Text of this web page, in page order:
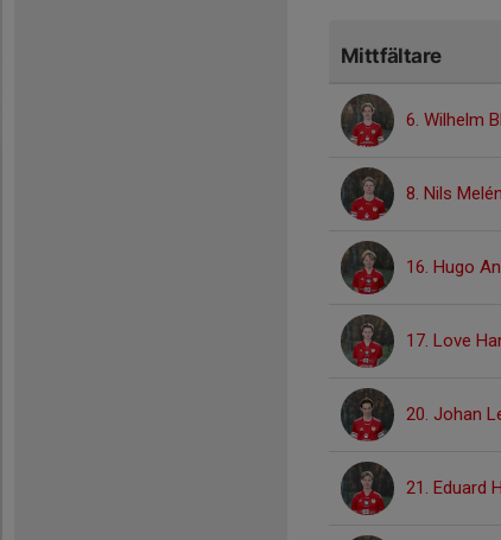
Mittfältare
6. Wilhelm
8. Nils Melén
16. Hugo
17. Love
20. Johan
21. Eduard